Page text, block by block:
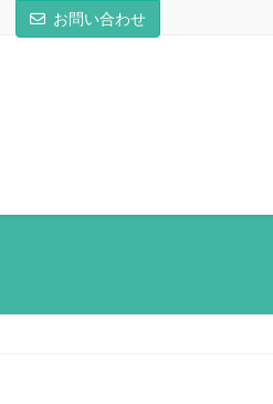
お問い合わせ